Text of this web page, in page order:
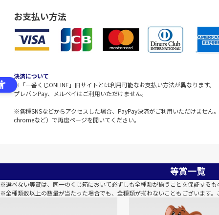
お支払い方法
決済について
※「一番くじONLINE」旧サイトとは利用可能なお支払い方法が異なります。
プレバンPay、メルペイはご利用いただけません。
※各種SNSなどからアクセスした場合、PayPay決済がご利用いただけません
chromeなど）で再度ページを開いてください。
等賞一覧
※選べない等賞は、同一のくじ箱において必ずしも全種類が揃うことを保証する
※全種類数以上の数量が当たった場合でも、全種類が揃わないこともございます